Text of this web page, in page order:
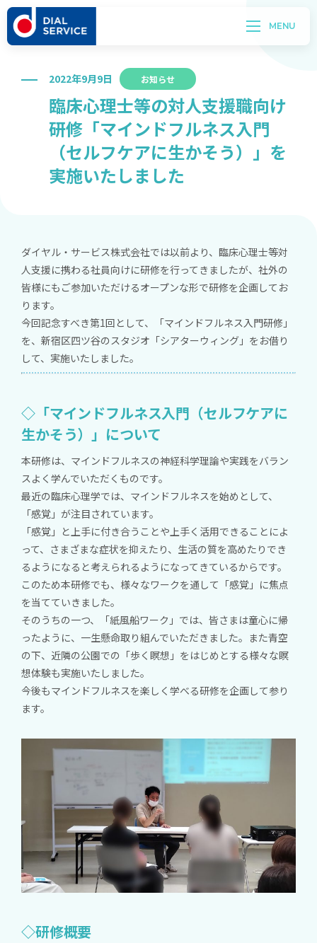
2022年9月9日 お知らせ
臨床心理士等の対人支援職向け
研修「マインドフルネス入門
（セルフケアに生かそう）」を
実施いたしました
ダイヤル・サービス株式会社では以前より、臨床心理士等対
人支援に携わる社員向けに研修を行ってきましたが、社外の
皆様にもご参加いただけるオープンな形で研修を企画してお
ります。
今回記念すべき第1回として、「マインドフルネス入門研修」
を、新宿区四ツ谷のスタジオ「シアターウィング」をお借り
して、実施いたしました。
◇「マインドフルネス入門（セルフケアに
生かそう）」について
本研修は、マインドフルネスの神経科学理論や実践をバラン
スよく学んでいただくものです。
最近の臨床心理学では、マインドフルネスを始めとして、
「感覚」が注目されています。
「感覚」と上手に付き合うことや上手く活用できることによ
って、さまざまな症状を抑えたり、生活の質を高めたりでき
るようになると考えられるようになってきているからです。
このため本研修でも、様々なワークを通して「感覚」に焦点
を当てていきました。
そのうちの一つ、「紙風船ワーク」では、皆さまは童心に帰
ったように、一生懸命取り組んでいただきました。また青空
の下、近隣の公園での「歩く瞑想」をはじめとする様々な瞑
想体験も実施いたしました。
今後もマインドフルネスを楽しく学べる研修を企画して参り
ます。
◇研修概要